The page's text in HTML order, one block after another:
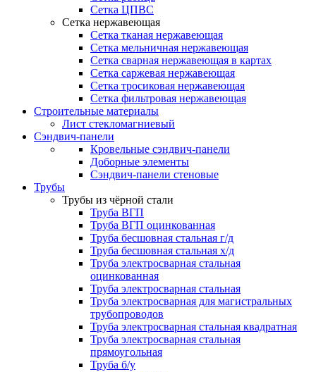
Сетка ЦПВС
Сетка нержавеющая
Сетка тканая нержавеющая
Сетка мельничная нержавеющая
Сетка сварная нержавеющая в картах
Сетка саржевая нержавеющая
Сетка тросиковая нержавеющая
Сетка фильтровая нержавеющая
Строительные материалы
Лист стекломагниевый
Сэндвич-панели
Кровельные сэндвич-панели
Доборные элементы
Сэндвич-панели стеновые
Трубы
Трубы из чёрной стали
Труба ВГП
Труба ВГП оцинкованная
Труба бесшовная стальная г/д
Труба бесшовная стальная х/д
Труба электросварная стальная
оцинкованная
Труба электросварная стальная
Труба электросварная для магистральных
трубопроводов
Труба электросварная стальная квадратная
Труба электросварная стальная
прямоугольная
Труба б/у